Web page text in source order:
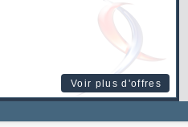
Voir plus d'offres